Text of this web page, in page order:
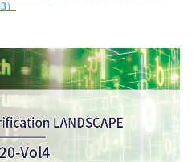
）